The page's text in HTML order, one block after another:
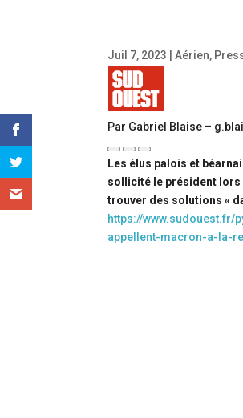
Juil 7, 2023 |Aérien,
Par Gabriel Blaise –
Les élus palois et
sollicité le président lors
trouver des solutions «
https://
appellent-macron-a-la-